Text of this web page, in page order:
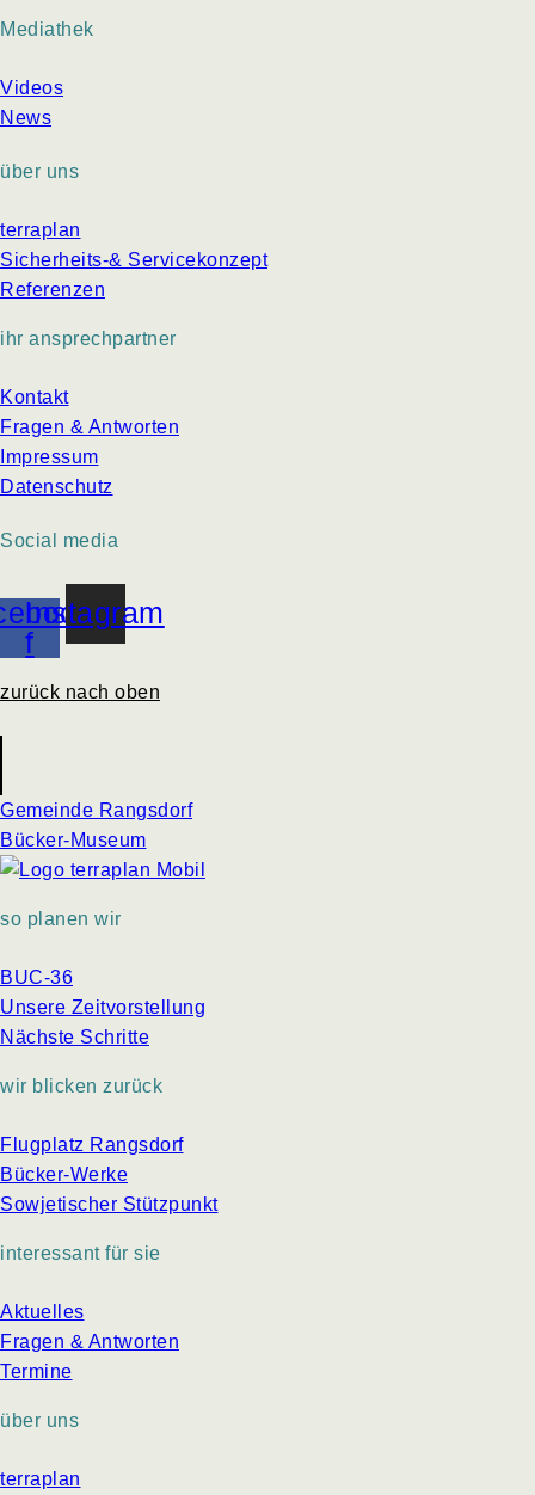
Mediathek
Videos
News
über uns
terraplan
Sicherheits-& Servicekonzept
Referenzen
ihr ansprechpartner
Kontakt
Fragen & Antworten
Impressum
Datenschutz
Social media
f
Instagram
zurück nach oben
Gemeinde Rangsdorf
Bücker-Museum
so planen wir
BUC-36
Unsere Zeitvorstellung
Nächste Schritte
wir blicken zurück
Flugplatz Rangsdorf
Bücker-Werke
Sowjetischer Stützpunkt
interessant für sie
Aktuelles
Fragen & Antworten
Termine
über uns
terraplan